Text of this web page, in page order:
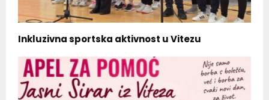
Inkluzivna sportska aktivnost u Vitezu